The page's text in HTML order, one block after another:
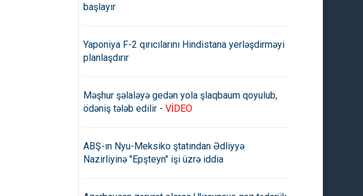
başlayır
Yaponiya F-2 qırıcılarını Hindistana yerləşdirməyi
planlaşdırır
Məşhur şəlaləyə gedən yola şlaqbaum qoyulub,
ödəniş tələb edilir - VİDEO
ABŞ-ın Nyu-Meksiko ştatından Ədliyyə
Nazirliyinə "Epşteyn" işi üzrə iddia